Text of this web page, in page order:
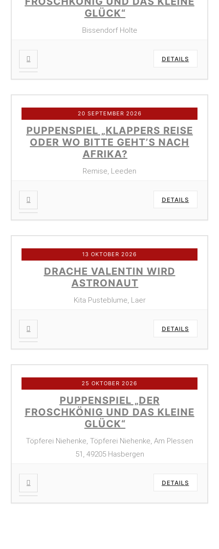
GLÜCK“
Bissendorf Holte
DETAILS
20 SEPTEMBER 2026
PUPPENSPIEL „KLAPPERS REISE
ODER WO BITTE GEHT’S NACH
AFRIKA?
Remise, Leeden
DETAILS
13 OKTOBER 2026
DRACHE VALENTIN WIRD
ASTRONAUT
Kita Pusteblume, Laer
DETAILS
25 OKTOBER 2026
PUPPENSPIEL „DER
FROSCHKÖNIG UND DAS KLEINE
GLÜCK“
Töpferei Niehenke, Töpferei Niehenke, Am Plessen
51, 49205 Hasbergen
DETAILS